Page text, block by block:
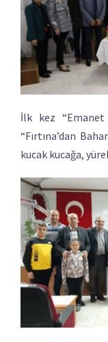
İlk kez “Emanet
“Fırtına’dan
kucak kucağa,